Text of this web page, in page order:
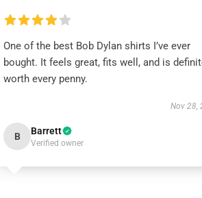
One of the best Bob Dylan shirts I’ve ever
bought. It feels great, fits well, and is
worth every penny.
Nov 28,
B Barrett
Verified owner